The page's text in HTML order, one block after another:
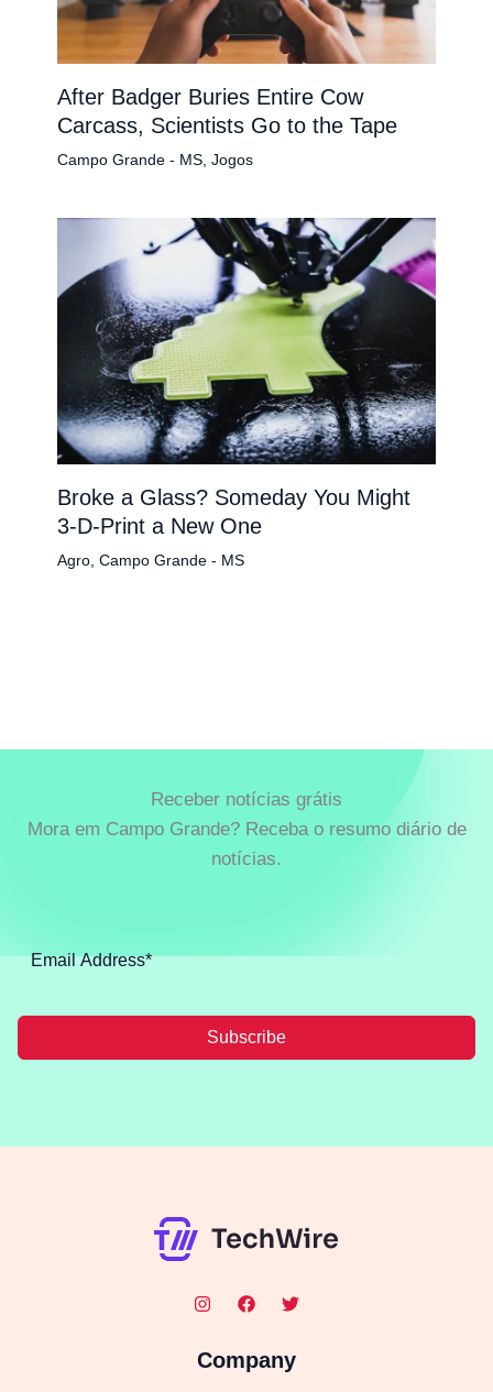
After Badger Buries Entire Cow
Carcass, Scientists Go to the Tape
Campo Grande - MS, Jogos
Broke a Glass? Someday You Might
3-D-Print a New One
Agro, Campo Grande - MS
Receber notícias grátis
Mora em Campo Grande? Receba o resumo diário de
notícias.
Subscribe
Company